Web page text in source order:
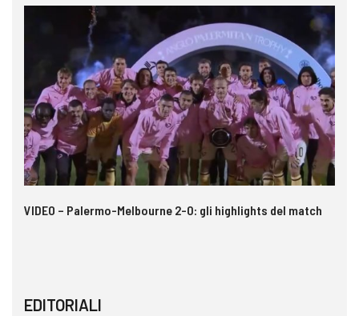
VIDEO – Palermo-Melbourne 2-0: gli highlights del match
EDITORIALI